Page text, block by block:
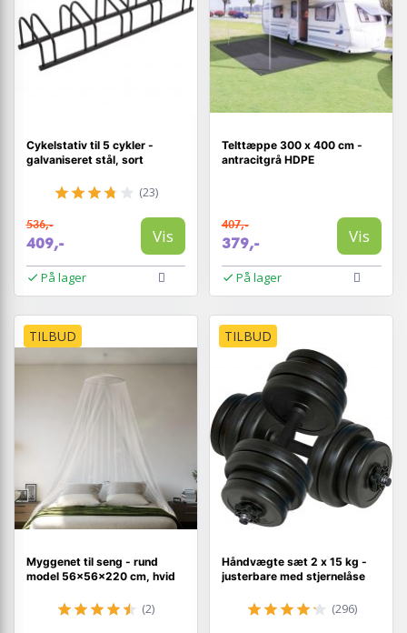
Cykelstativ til 5 cykler -
galvaniseret stål, sort
(23)
536,-
409,- Vis
På lager
Telttæppe 300 x 400 cm -
antracitgrå HDPE
407,-
379,- Vis
På lager
TILBUD
Myggenet til seng - rund
model 56×56×220 cm, hvid
(2)
TILBUD
Håndvægte sæt 2 x 15 kg -
justerbare med stjernelåse
(296)